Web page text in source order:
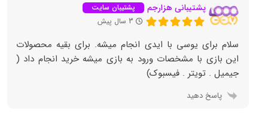
پشتیبانی هزارجم
پشتیبان سایت
3 سال پیش
سلام برای یوسی با ایدی انجام میشه. برای بقیه محصولات
این بازی با مشخصات ورود به بازی میشه خرید انجام داد (
جیمیل . تویتر . فیسبوک)
پاسخ دهید